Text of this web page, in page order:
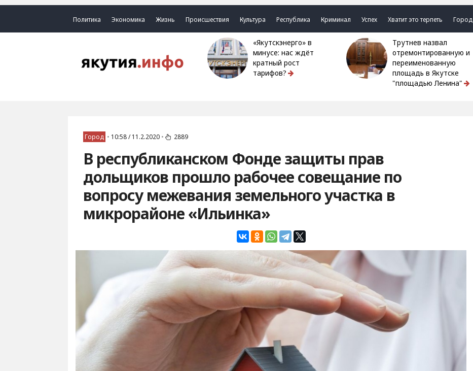
Политика Экономика Жизнь Происшествия Культура Республика Криминал Успех Хватит это терпеть Город
«Якутскэнерго» в
минусе: нас ждёт
кратный рост
тарифов?
Трутнев назвал
отремонтированную и
переименованную
площадь в Якутске
"площадью Ленина"
Город • 10:58 / 11.2.2020 • 2889
В республиканском Фонде защиты прав
дольщиков прошло рабочее совещание по
вопросу межевания земельного участка в
микрорайоне «Ильинка»